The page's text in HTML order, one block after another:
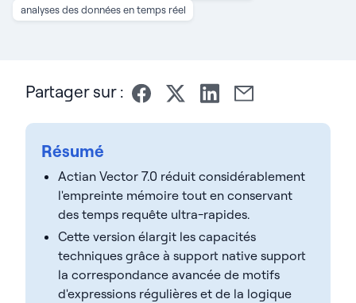
analyses des données en temps réel
Partager sur :
Résumé
Actian Vector 7.0 réduit considérablement
l'empreinte mémoire tout en conservant
des temps requête ultra-rapides.
Cette version élargit les capacités
techniques grâce à support native support
la correspondance avancée de motifs
d'expressions régulières et de la logique